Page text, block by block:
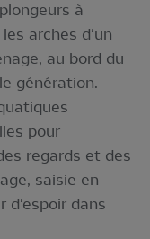
à
arches d'un
au bord du
génération.
pour
regards et des
saisie en
d'espoir dans